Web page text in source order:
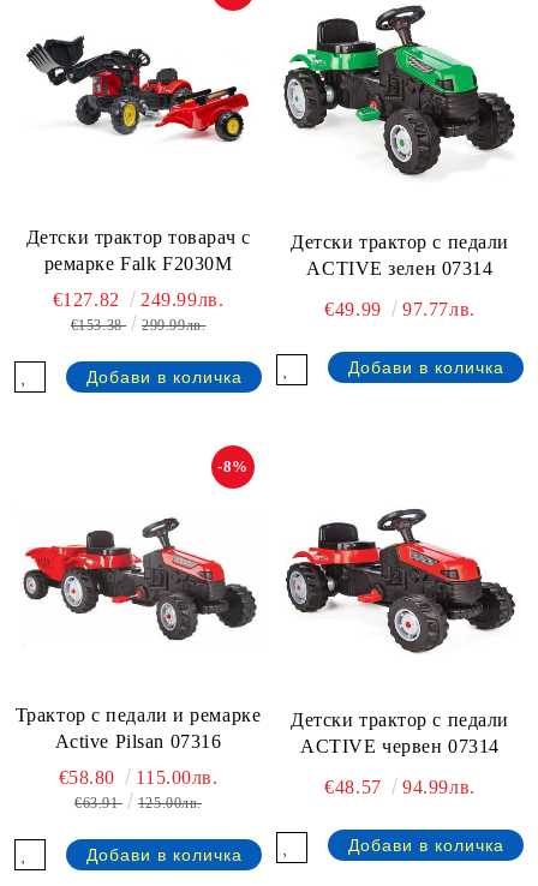
Детски трактор товарач с
ремарке Falk F2030M
€127.82 249.99лв.
€153.38 299.99лв.
Детски трактор с педали
ACTIVE зелен 07314
€49.99
97.77лв.
Трактор с педали и ремарке
Active Pilsan 07316
-8%
€58.80 115.00лв.
€63.91 125.00лв.
Детски трактор с педали
ACTIVE червен 07314
€48.57
94.99лв.